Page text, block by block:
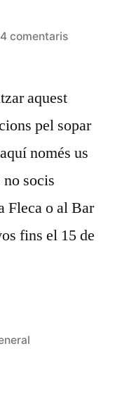
comentarisa
DE
ST.
aquest
pel sopar
només us
socis
Fleca o al Bar
fins el 15 de